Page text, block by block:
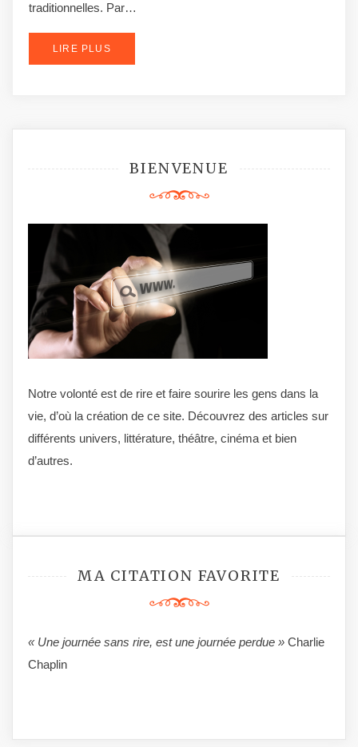
traditionnelles. Par…
LIRE PLUS
BIENVENUE
Notre volonté est de rire et faire sourire les gens dans la
vie, d’où la création de ce site. Découvrez des articles sur
différents univers, littérature, théâtre, cinéma et bien
d’autres.
MA CITATION FAVORITE
« Une journée sans rire, est une journée perdue » Charlie
Chaplin